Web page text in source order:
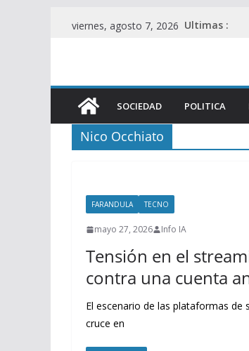
viernes, agosto 7, 2026 Ultimas :
SOCIEDAD POLITICA
Nico Occhiato
FARANDULA TECNO
mayo 27, 2026 Info IA
Tensión en el
contra una cuenta
El escenario de las plataformas
cruce en